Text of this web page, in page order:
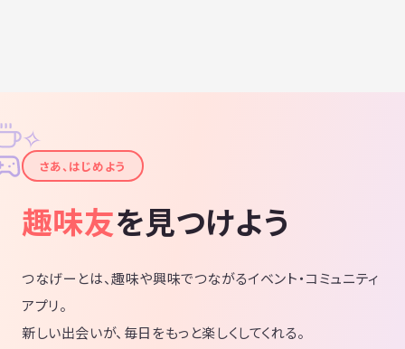
✦
✧
さあ、はじめよう
趣味友を見つけよう
つなげーとは、趣味や興味でつながるイベント・コミュニティ
アプリ。
新しい出会いが、毎日をもっと楽しくしてくれる。